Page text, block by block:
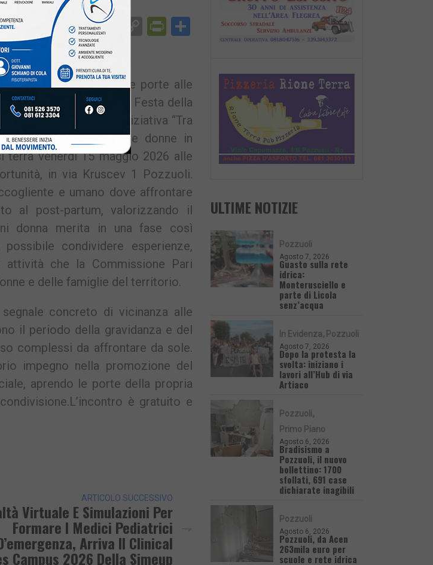
Messenger
WhatsApp
Telegram
X EmailCopyPrintFriendly
Condividi
di Pozzuoli apre le porte alle
In occasione della Festa della
promuove l’iniziativa “Tra
sostegno dedicato alle donne in
terrà venerdì 15 maggio 2026 alle
in via Kruscev 1 Pozzuoli.
e umano dove affrontare
al post-partum, valorizzando il
donna merita in una fase così
condividere esperienze,
che la Commissione Pari
e delle famiglie del territorio.
concreto di vicinanza alle
il periodo della gravidanza e del
complessi da affrontare da sole.
impegno nella promozione del
aprendo le porte della propria
è gratuito e
ARTICOLO SUCCESSIVO
Virtuale E Simulazioni Per
Formare I Medici Pediatrici
Arriva Il Clinical
Campus 2026 Della Simeup
ULTIME NOTIZIE
Pozzuoli
Agosto 7, 2026
Guasto sulla rete
idrica:
Monterusciello e
parte di Licola
senz’acqua
In Evidenza Pozzuoli
Agosto 7, 2026
Dopo la protesta la
svolta: iniziano i
lavori all’Hub di via
Artiaco
Pozzuoli
Primo Piano
Agosto 6, 2026
Bradisismo a
Pozzuoli, il nuovo
bollettino: 1700
sfollati, 691 case
dichiarate inagibili
Pozzuoli
Agosto 6, 2026
Pozzuoli, da Acen
263mila euro per
scuole e rete idrica